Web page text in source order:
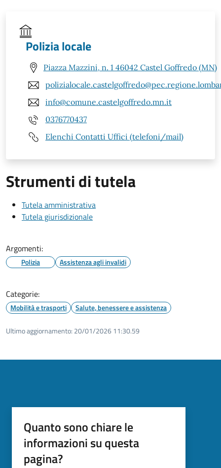
Polizia locale
Piazza Mazzini, n. 1 46042 Castel Goffredo (MN)
info@comune.castelgoffredo.mn.it
0376770437
Elenchi Contatti Uffici (telefoni/mail)
Strumenti di tutela
Tutela amministrativa
Tutela giurisdizionale
Argomenti:
Polizia Assistenza agli invalidi
Categorie:
Mobilità e trasporti Salute, benessere e assistenza
Ultimo aggiornamento: 20/01/2026 11:30.59
Quanto sono chiare le
informazioni su questa
pagina?